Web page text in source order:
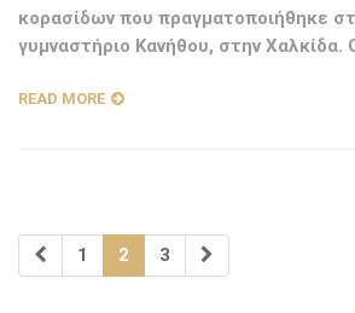
κορασίδων που πραγματοποιήθηκε
γυμναστήριο Κανήθου, στην Χαλκίδα.
READ MORE
1 2 3